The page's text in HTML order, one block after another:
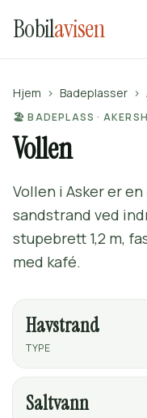
Bobilavisen
Hjem › Badeplasser ›
🏖️ BADEPLASS ·
Vollen
Vollen i Asker er
sandstrand ved
stupebrett 1,2 m,
med kafé.
Havstrand
TYPE
Saltvann